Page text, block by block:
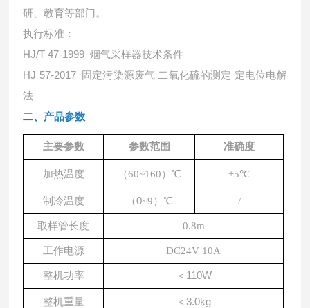
研、教育等部门。
执行标准：
HJ/T 47-1999 烟气采样器技术条件
HJ 57-2017 固定污染源废气 二氧化硫的测定 定电位电解
法
二、产品参数
主要参数 参数范围 准确度
加热温度 （60~160） ℃ ±5℃
制冷温度 （0~9） ℃ /
取样管长度 0.8m
工作电源 DC24V 10A
整机功率 ＜ 110W
整机重量 ＜3.0kg